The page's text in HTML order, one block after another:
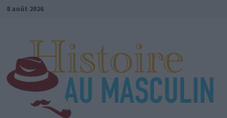
Passer
8 août 2026